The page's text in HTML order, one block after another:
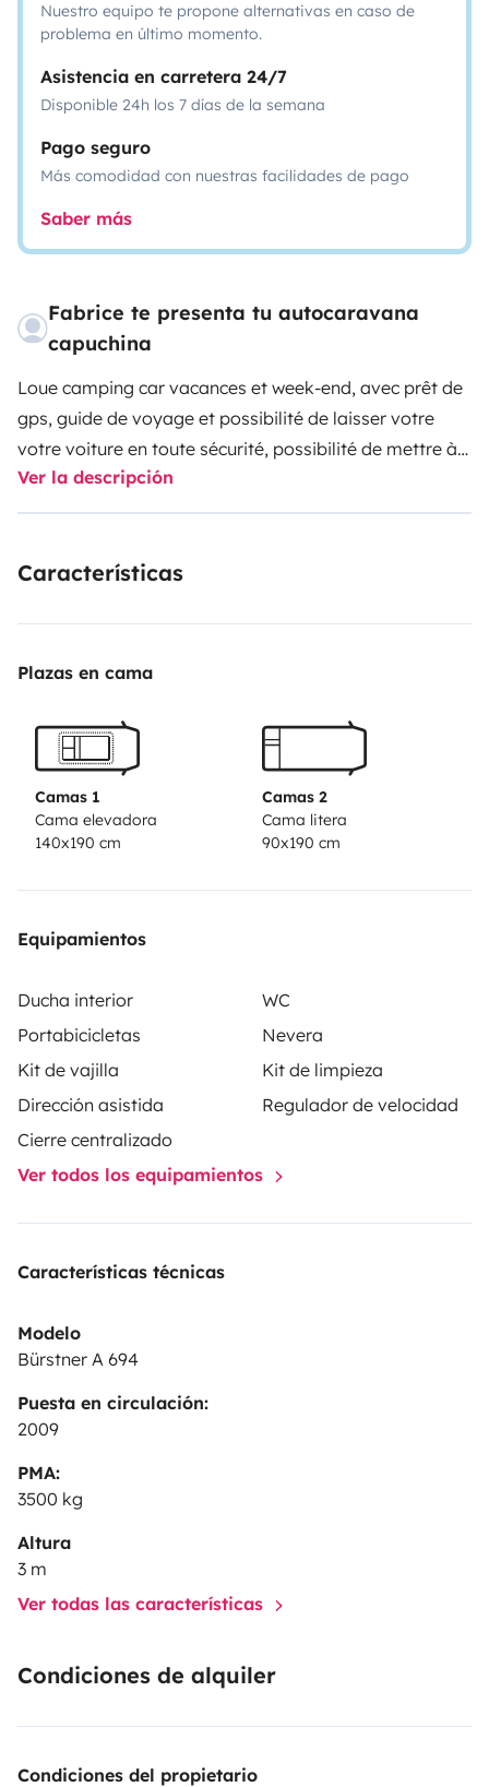
Nuestro equipo te propone alternativas en caso de
problema en último momento.
Asistencia en carretera 24/7
Disponible 24h los 7 días de la semana
Pago seguro
Más comodidad con nuestras facilidades de pago
Saber más
Fabrice te presenta tu autocaravana
capuchina
Loue camping car vacances et week-end, avec prêt de
gps, guide de voyage et possibilité de laisser votre
votre voiture en toute sécurité, possibilité de mettre à
disposition linge de lit (couette et housse de couette)
en supplément, véhicule adapté pour famille, 4
lits superposés* Venir découvrir notre Bretagne
Ver la descripción
Características
Plazas en cama
Camas 1
Cama elevadora
140x190 cm
Camas 2
Cama litera
90x190 cm
Equipamientos
Ducha interior
WC
Portabicicletas
Nevera
Kit de vajilla
Kit de limpieza
Dirección asistida
Regulador de velocidad
Cierre centralizado
Ver todos los equipamientos
Características técnicas
Modelo
Bürstner A 694
Puesta en circulación:
2009
PMA:
3500 kg
Altura
3 m
Ver todas las características
Condiciones de alquiler
Condiciones del propietario